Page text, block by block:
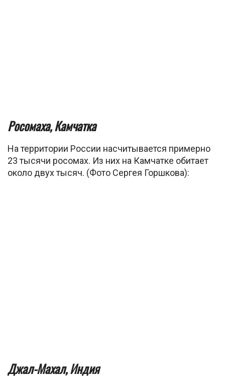
Росомаха, Камчатка
На территории России насчитывается примерно
23 тысячи росомах. Из них на Камчатке обитает
около двух тысяч. (Фото Сергея Горшкова):
Джал-Махал, Индия